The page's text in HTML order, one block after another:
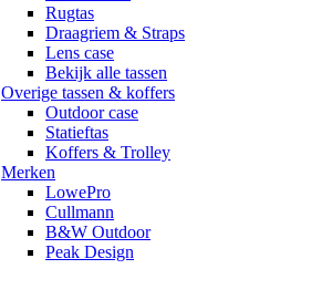
Rugtas
Draagriem & Straps
Lens case
Bekijk alle tassen
Overige tassen & koffers
Outdoor case
Statieftas
Koffers & Trolley
Merken
LowePro
Cullmann
B&W Outdoor
Peak Design